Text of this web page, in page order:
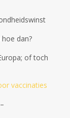
dan?
of toch
vaccinaties